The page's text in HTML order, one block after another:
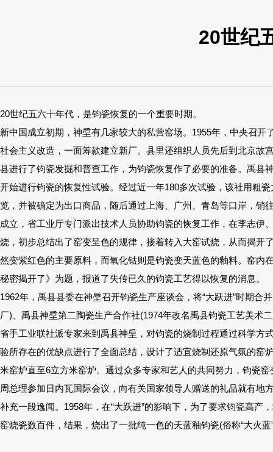
20世纪
20世纪五六十年代，是钧瓷恢复的一个重要时期。
新中国成立初期，神垕有几家较大的私营窑场。1955年，中央召
社会主义改造，一面筹款建立新厂。县里还组织人员先后到北京
县进行了钧瓷发掘和普查工作，为钧瓷恢复作了必要的准备。禹
开始进行钧瓷的恢复性试验。经过近一年180多次试验，该社用粗
览，并被确定为出口商品，随后通过上海、广州、青岛等口岸，
成立，省工业厅专门派出技术人员协助钧瓷的恢复工作，在李志
烧，初步总结出了窑变呈色的规律，接着转入大窑试烧，从而揭
然变紫红色的主要原料，而氧化钴则是钧瓷变天蓝色的釉料。窑内
秘密揭开了》为题，报道了失传已久的钧瓷工艺得以恢复的消息。
1962年，禹县县委在神垕召开钧瓷生产座谈会，将“大跃进”时期
厂)、禹县神垕第二陶瓷生产合作社(1974年改名禹县钧瓷工艺美术
省手工业联社派专家来到禹县神垕，对钧瓷的烧制过程通过科学
验所存在的优缺点进行了全面总结，设计了适宜烧制还原气氛的
米窑炉直至6立方米窑炉。通过众多专家和艺人的共同努力，钧瓷
周总理参加日内瓦国际会议，向有关国家领导人赠送的礼品就有
补充一段逸闻。1958年，在“大跃进”的影响下，为了要求钧瓷高
窑烧瓷数百件，结果，烧出了一批纯一色的天蓝釉钧瓷(俗称“大火蓝